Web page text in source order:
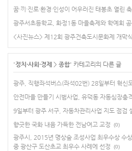
꿈·끼·진로·환경·인성이 어우러진 태봉초 열린 축
광주서초등학교, 화정1동 마을축제와 학예회
<사진뉴스> 제12회 광주건축도시문화제 개막식
'정치·사회·경제 > 종합' 카테고리의 다른 글
광주, 직행좌석버스(좌석02번) 28일부터 혁신
안전마을 만들기 시범사업, 유덕동 자동심장충
9일부터 광주 서구, 자동차관리사업 지도 점검
향긋한 국화 내음 가득한 전남여고 교정 (0)
광주시, 2015년 명상숲 조성사업 최우수상 수
중 광산구 도산초교 최우수 사례에 선정
(0)